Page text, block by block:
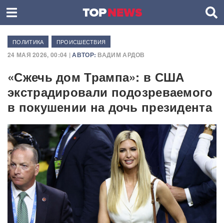
ПОЛИТИКА ПРОИСШЕСТВИЯ
24 МАЯ 2026, 00:04 |АВТОР: ВАДИМ АРДОВ
«Сжечь дом Трампа»: в США
экстрадировали подозреваемого
в покушении на дочь президента